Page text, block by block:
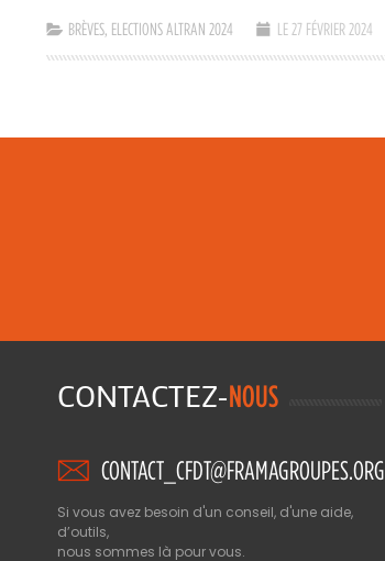
BRÈVES ELECTIONS ALTRAN 2024 LE 27 FÉVRIER 2024
CONTACTEZ-NOUS
CONTACT_CFDT@FRAMAGROUPES.ORG
Si vous avez besoin d'un conseil, d'une aide,
d’outils,
nous sommes là pour vous.